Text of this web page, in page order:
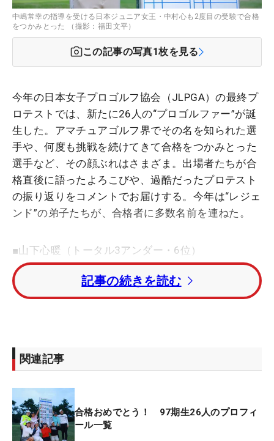
中嶋常幸の指導を受ける日本ジュニア女王・中村心も2度目の受験で合格
をつかみとった （撮影：福田文平）
この記事の写真1枚を見る
今年の日本女子プロゴルフ協会（JLPGA）の最終プ
ロテストでは、新たに26人の“プロゴルファー”が誕
生した。アマチュアゴルフ界でその名を知られた選
手や、何度も挑戦を続けてきて合格をつかみとった
選手など、その顔ぶれはさまざま。出場者たちが合
格直後に語ったよろこびや、過酷だったプロテスト
の振り返りをコメントでお届けする。今年は“レジェ
ンド”の弟子たちが、合格者に多数名前を連ねた。
■山下心暖（トータル3アンダー・6位）
「めっちゃ長かったです（笑）。リーダーボードを
見ないようにしていて（最後まで合格への安心感
は）なかったです。実感が湧かない。去年のほうが
トパットも絶対にマークして、“お先”をすることも
数回しかなかった。守りに入ったところもあるけ
思います。今後はみんなから応援されるようなプロ
になりたいです」
記事の続きを読む
関連記事
合格おめでとう！ 97期生26人のプロフィ
ール一覧